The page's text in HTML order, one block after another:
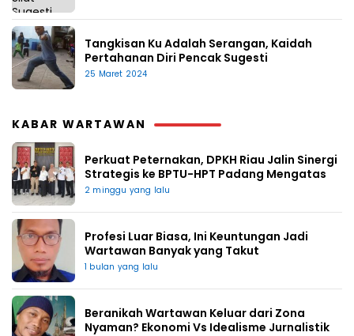
Tangkisan Ku Adalah Serangan, Kaidah
Pertahanan Diri Pencak Sugesti
25 Maret 2024
KABAR WARTAWAN
Perkuat Peternakan, DPKH Riau Jalin Sinergi
Strategis ke BPTU-HPT Padang Mengatas
2 minggu yang lalu
Profesi Luar Biasa, Ini Keuntungan Jadi
Wartawan Banyak yang Takut
1 bulan yang lalu
Beranikah Wartawan Keluar dari Zona
Nyaman? Ekonomi Vs Idealisme Jurnalistik